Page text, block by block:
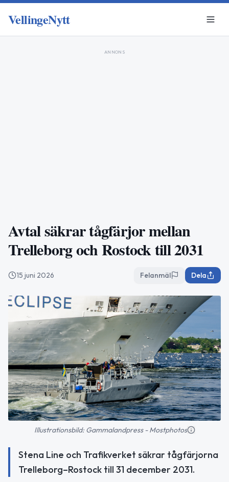
VellingeNytt
ANNONS
Avtal säkrar tågfärjor mellan
Trelleborg och Rostock till 2031
15 juni 2026 Felanmäl Dela
Illustrationsbild: Gammalandpress - Mostphotos
Stena Line och Trafikverket säkrar tågfärjorna
Trelleborg–Rostock till 31 december 2031.